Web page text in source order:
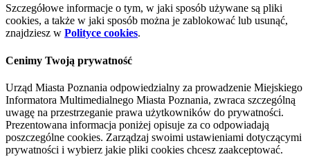
Szczegółowe informacje o tym, w jaki sposób używane są pliki
cookies, a także w jaki sposób można je zablokować lub usunąć,
znajdziesz w Polityce cookies.
Cenimy Twoją prywatność
Urząd Miasta Poznania odpowiedzialny za prowadzenie Miejskiego
Informatora Multimedialnego Miasta Poznania, zwraca szczególną
uwagę na przestrzeganie prawa użytkowników do prywatności.
Prezentowana informacja poniżej opisuje za co odpowiadają
poszczególne cookies. Zarządzaj swoimi ustawieniami dotyczącymi
prywatności i wybierz jakie pliki cookies chcesz zaakceptować.